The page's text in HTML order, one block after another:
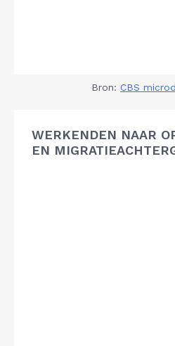
Bron: CBS
WERKENDEN NAAR
EN